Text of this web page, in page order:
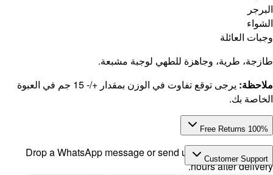
في الوزن بمقدار +/- 15 جم في العبوة
Drop